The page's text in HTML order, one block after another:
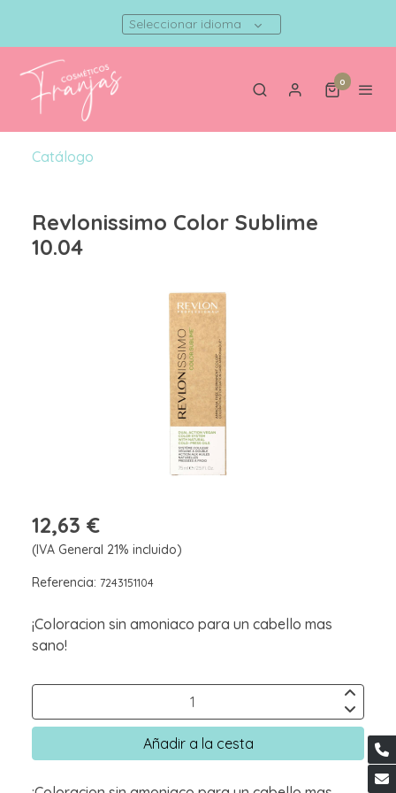
Seleccionar idioma
0
Catálogo
Revlonissimo Color Sublime
10.04
12,63 €
(IVA General 21% incluido)
Referencia: 7243151104
¡Coloracion sin amoniaco para un cabello mas
sano!
Añadir a la cesta